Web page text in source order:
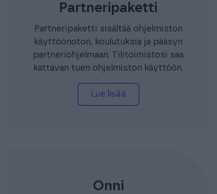
Partneripaketti
Partneripaketti sisältää ohjelmiston
käyttöönoton, koulutuksia ja pääsyn
partneriohjelmaan. Tilitoimistosi saa
kattavan tuen ohjelmiston käyttöön.
lue lisää
Onni